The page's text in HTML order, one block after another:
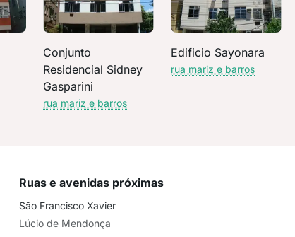
Conjunto
Residencial Sidney
Gasparini
rua mariz e barros
Edificio Sayonara
rua mariz e barros
Ruas e avenidas próximas
São Francisco Xavier
Lúcio de Mendonça